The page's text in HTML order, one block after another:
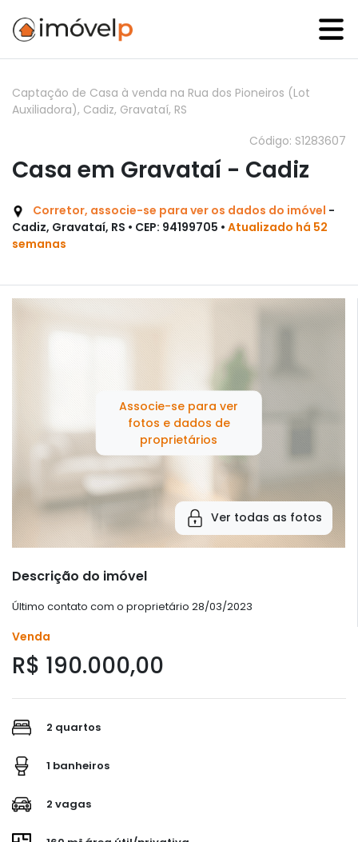
Captação de Casa à venda na Rua dos Pioneiros (Lot
Auxiliadora), Cadiz, Gravataí, RS
Código: S1283607
Casa em Gravataí - Cadiz
Corretor, associe-se para ver os dados do imóvel -
Cadiz, Gravataí, RS • CEP: 94199705 • Atualizado há 52
semanas
Associe-se para ver
fotos e dados de
proprietários
Ver todas as fotos
Descrição do imóvel
Último contato com o proprietário 28/03/2023
Venda
R$ 190.000,00
2 quartos
1 banheiros
2 vagas